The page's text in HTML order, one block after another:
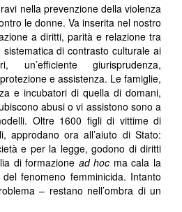
nella prevenzione della violenza
le donne. Va inserita nel nostro
a diritti, parità e relazione tra
sistematica di contrasto culturale ai
un’efficiente giurisprudenza,
e assistenza. Le famiglie,
e incubatori di quella di domani,
abusi o vi assistono sono a
Oltre 1600 figli di vittime di
approdano ora all’aiuto di Stato:
e per la legge, godono di diritti
di formazione ad hoc ma cala la
fenomeno femminicida. Intanto
– restano nell’ombra di un